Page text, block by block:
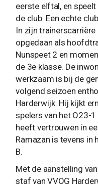
eerste elftal, en
de club. Een echte
In zijn
opgedaan als
Nunspeet 2 en
de 3e klasse. De
werkzaam is bij de
volgend seizoen
Harderwijk. Hij kijkt
spelers van het O23-
heeft vertrouwen in
Ramazan is tevens in
B.
Met de aanstelling
staf van VVOG